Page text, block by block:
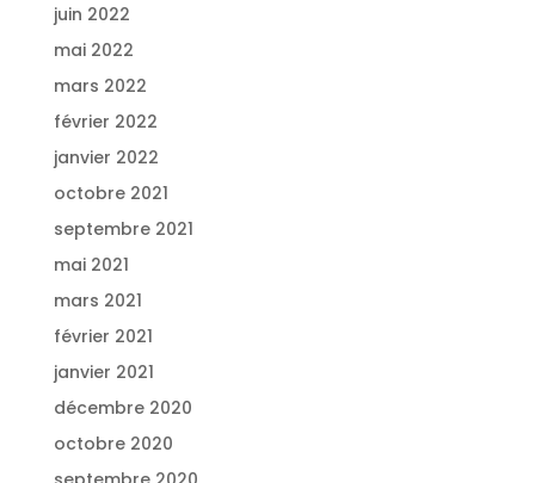
juin 2022
mai 2022
mars 2022
février 2022
janvier 2022
octobre 2021
septembre 2021
mai 2021
mars 2021
février 2021
janvier 2021
décembre 2020
octobre 2020